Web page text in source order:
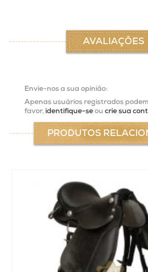
AVALIAÇÕES
Envie-nos a sua opinião:
Apenas usuários registrados
favor, identifique-seou crie sua
PRODUTOS